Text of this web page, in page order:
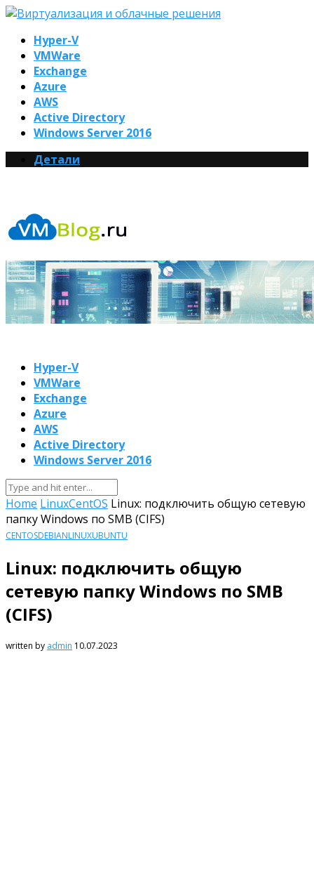
Hyper-V
VMWare
Exchange
Azure
AWS
Active Directory
Windows Server 2016
Детали
Hyper-V
VMWare
Exchange
Azure
AWS
Active Directory
Windows Server 2016
Home LinuxCentOS Linux: подключить общую сетевую
папку Windows по SMB (CIFS)
CENTOSDEBIANLINUXUBUNTU
Linux: подключить общую
сетевую папку Windows по SMB
(CIFS)
written by admin 10.07.2023